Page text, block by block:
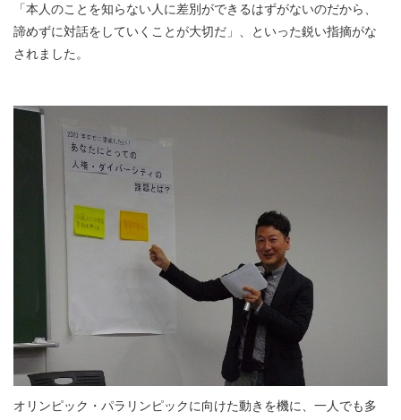
「本人のことを知らない人に差別ができるはずがないのだから、
諦めずに対話をしていくことが大切だ」、といった鋭い指摘がな
されました。
オリンピック・パラリンピックに向けた動きを機に、一人でも多